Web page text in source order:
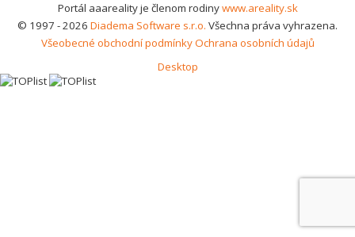
Portál aaareality je členom rodinywww.areality.sk
© 1997 - 2026 Diadema Software s.r.o. Všechna práva vyhrazena.
Všeobecné obchodní podmínkyOchrana osobních údajů
Desktop